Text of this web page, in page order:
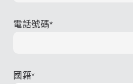
電話號碼*
國籍*